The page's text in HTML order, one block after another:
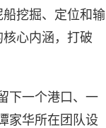
挖掘、定位和输
心内涵，打破
下一个港口、一
家华所在团队设